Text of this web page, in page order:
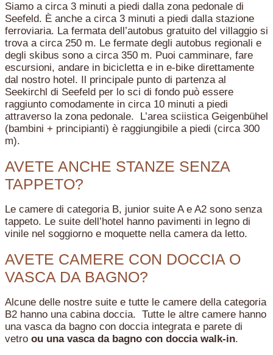
Siamo a circa 3 minuti a piedi dalla zona pedonale di
Seefeld. È anche a circa 3 minuti a piedi dalla stazione
ferroviaria. La fermata dell’autobus gratuito del villaggio si
trova a circa 250 m. Le fermate degli autobus regionali e
degli skibus sono a circa 350 m. Puoi camminare, fare
escursioni, andare in bicicletta e in e-bike direttamente
dal nostro hotel. Il principale punto di partenza al
Seekirchl di Seefeld per lo sci di fondo può essere
raggiunto comodamente in circa 10 minuti a piedi
attraverso la zona pedonale. L’area sciistica Geigenbühel
(bambini + principianti) è raggiungibile a piedi (circa 300
m).
AVETE ANCHE STANZE SENZA
TAPPETO?
Le camere di categoria B, junior suite A e A2 sono senza
tappeto. Le suite dell’hotel hanno pavimenti in legno di
vinile nel soggiorno e moquette nella camera da letto.
AVETE CAMERE CON DOCCIA O
VASCA DA BAGNO?
Alcune delle nostre suite e tutte le camere della categoria
B2 hanno una cabina doccia. Tutte le altre camere hanno
una vasca da bagno con doccia integrata e parete di
vetro ou una vasca da bagno con doccia walk-in.